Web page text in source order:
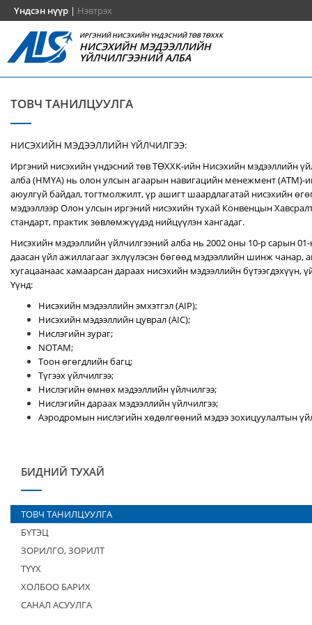
Үндсэн нүүр | Нэвтрэх
ИРГЭНИЙ НИСЭХИЙН ҮНДЭСНИЙ ТӨВ ТӨХХК
НИСЭХИЙН МЭДЭЭЛЛИЙН
ҮЙЛЧИЛГЭЭНИЙ АЛБА
ТОВЧ ТАНИЛЦУУЛГА
НИСЭХИЙН МЭДЭЭЛЛИЙН ҮЙЛЧИЛГЭЭ:
Иргэний нисэхийн үндэсний төв ТӨХХК-ийн Нисэхийн мэдээллийн
алба (НМҮА) нь олон улсын агаарын навигацийн менежмент (ATM)-
аюулгүй байдал, тогтмолжилт, үр ашигт шаардлагатай нисэхийн
мэдээллээр Олон улсын иргэний нисэхийн тухай Конвенцын
стандарт, практик зөвлөмжүүдэд нийцүүлэн хангадаг.
Нисэхийн мэдээллийн үйлчилгээний алба нь 2002 оны 10-р сарын
даасан үйл ажиллагааг эхлүүлэсэн бөгөөд мэдээллийн шинж чанар,
хугацаанаас хамаарсан дараах нисэхийн мэдээллийн бүтээгдэхүүн,
Үүнд:
Нисэхийн мэдээллийн эмхэтгэл (AIP);
Нисэхийн мэдээллийн цуврал (AIC);
Нислэгийн зураг;
NOTAM;
Тоон өгөгдлийн багц;
Түгээх үйлчилгээ;
Нислэгийн өмнөх мэдээллийн үйлчилгээ;
Нислэгийн дараах мэдээллийн үйлчилгээ;
Аэродромын нислэгийн хөдөлгөөний мэдээ зохицуулалтын
БИДНИЙ ТУХАЙ
ТОВЧ ТАНИЛЦУУЛГА
БҮТЭЦ
ЗОРИЛГО, ЗОРИЛТ
ТҮҮХ
ХОЛБОО БАРИХ
САНАЛ АСУУЛГА